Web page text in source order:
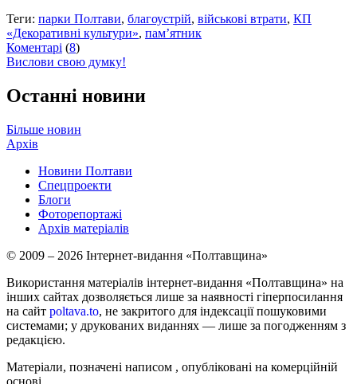
Теги: парки Полтави, благоустрій, військові втрати, КП
«Декоративні культури», пам’ятник
Коментарі (8)
Вислови свою думку!
Останні новини
Більше новин
Архів
Новини Полтави
Спецпроекти
Блоги
Фоторепортажі
Архів матеріалів
© 2009 – 2026 Інтернет-видання «Полтавщина»
Використання матеріалів інтернет-видання «Полтавщина» на
інших сайтах дозволяється лише за наявності гіперпосилання
на сайт poltava.to, не закритого для індексації пошуковими
системами; у друкованих виданнях — лише за погодженням з
редакцією.
Матеріали, позначені написом , опубліковані на комерційній
основі.